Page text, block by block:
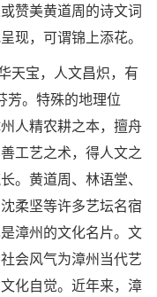
赞美黄道周的诗文词
现，可谓锦上添花。
宝，人文昌炽，有
芳。特殊的地理位
人精农耕之本，擅舟
工艺之术，得人文之
。黄道周、林语堂、
柔坚等许多艺坛名宿
漳州的文化名片。文
会风气为漳州当代艺
化自觉。近年来，漳